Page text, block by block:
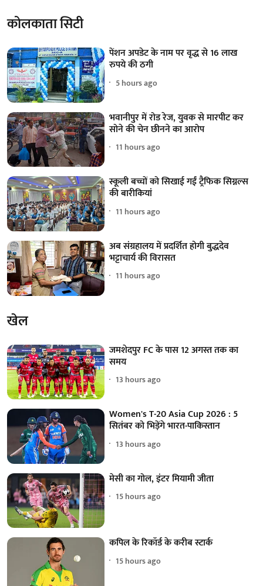
कोलकाता सिटी
पेंशन अपडेट के नाम पर वृद्ध से 16 लाख
रुपये की ठगी
5 hours ago
भवानीपुर में रोड रेज, युवक से मारपीट कर
सोने की चेन छीनने का आरोप
11 hours ago
स्कूली बच्चों को सिखाई गईं ट्रैफिक सिग्नल्स
की बारीकियां
11 hours ago
अब संग्रहालय में प्रदर्शित होगी बुद्धदेव
भट्टाचार्य की विरासत
11 hours ago
खेल
जमशेदपुर FC के पास 12 अगस्त तक का
समय
13 hours ago
Women's T-20 Asia Cup 2026 : 5
सितंबर को भिड़ेंगे भारत-पाकिस्तान
13 hours ago
मेसी का गोल, इंटर मियामी जीता
15 hours ago
कपिल के रिकॉर्ड के करीब स्टार्क
15 hours ago